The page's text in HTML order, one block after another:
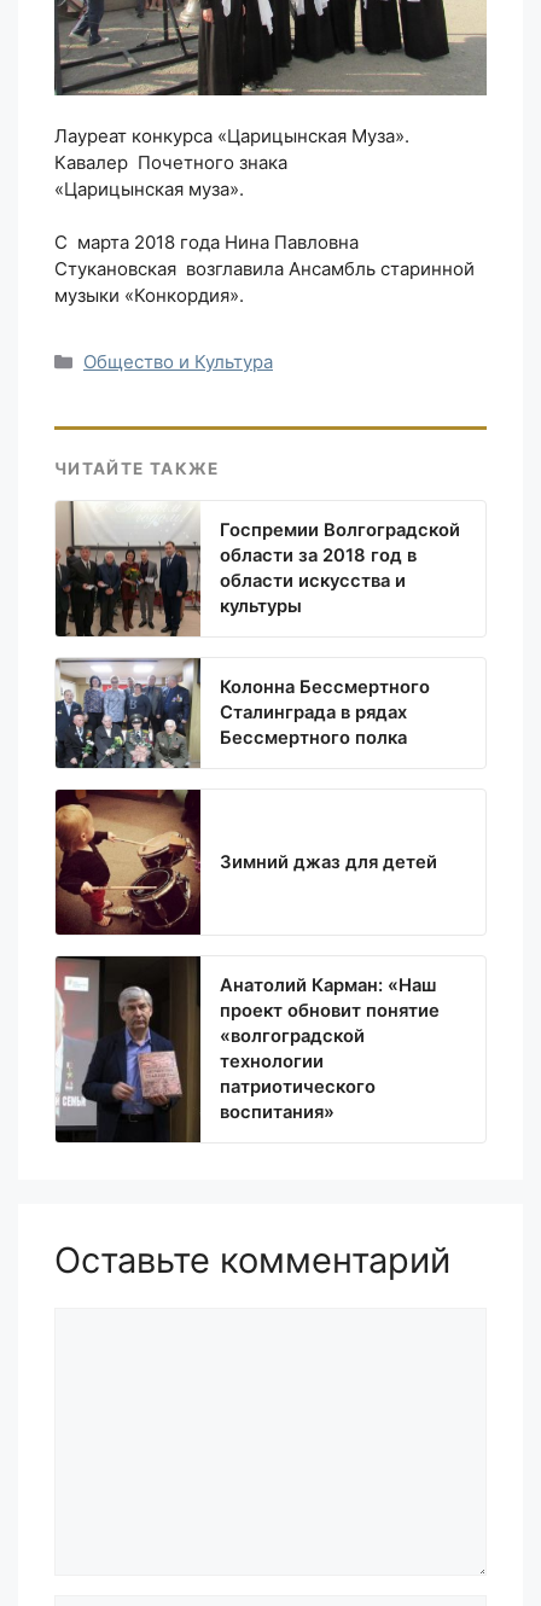
Лауреат конкурса «Царицынская Муза».
Кавалер Почетного знака
«Царицынская муза».
С марта 2018 года Нина Павловна
Стукановская возглавила Ансамбль старинной
музыки «Конкордия».
Рубрики
Общество и Культура
ЧИТАЙТЕ ТАКЖЕ
Госпремии Волгоградской
области за 2018 год в
области искусства и
культуры
Колонна Бессмертного
Сталинграда в рядах
Бессмертного полка
Зимний джаз для детей
Анатолий Карман: «Наш
проект обновит понятие
«волгоградской
технологии
патриотического
воспитания»
Оставьте комментарий